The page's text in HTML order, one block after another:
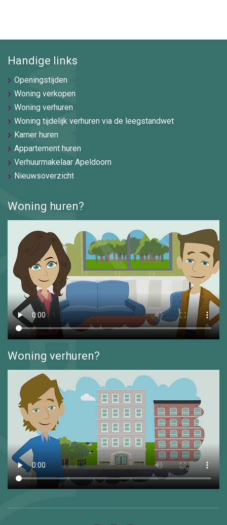
Handige links
Openingstijden
Woning verkopen
Woning verhuren
Woning tijdelijk verhuren via de leegstandwet
Kamer huren
Appartement huren
Verhuurmakelaar Apeldoorn
Nieuwsoverzicht
Woning huren?
Woning verhuren?